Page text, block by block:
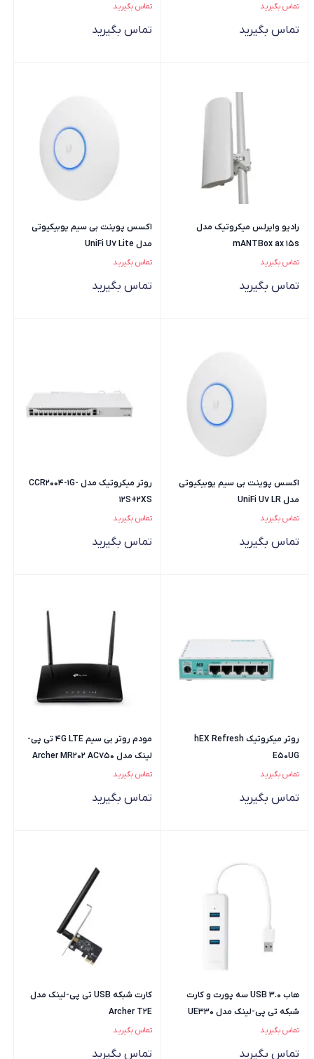
تماس بگیرید
تماس بگیرید
تماس بگیرید
تماس بگیرید
رادیو وایرلس میکروتیک مدل
mANTBox ax 15s
تماس بگیرید
تماس بگیرید
اکسس پوینت بی سیم یوبیکیوتی
مدل UniFi U7 Lite
تماس بگیرید
تماس بگیرید
اکسس پوینت بی سیم یوبیکیوتی
مدل UniFi U7 LR
تماس بگیرید
تماس بگیرید
روتر میکروتیک مدل CCR2004-1G-
12S+2XS
تماس بگیرید
تماس بگیرید
روتر میکروتیک hEX Refresh
E50UG
تماس بگیرید
تماس بگیرید
مودم روتر بی سیم 4G LTE تی پی-
لینک مدل Archer MR202 AC750
تماس بگیرید
تماس بگیرید
هاب USB 3.0 سه پورت و کارت
شبکه تی پی-لینک مدل UE330
تماس بگیرید
تماس بگیرید
کارت شبکه USB تی پی-لینک مدل
Archer T2E
تماس بگیرید
تماس بگیرید